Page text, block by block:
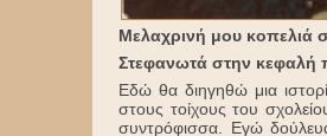
Μελαχρινή μου κοπελιά
Στεφανωτά στην κεφαλή
Εδώ θα διηγηθώ μια
στους τοίχους του
συντρόφισσα. Εγώ